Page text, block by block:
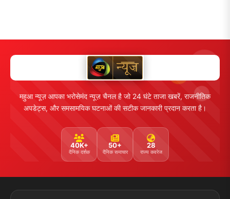
महुआ न्यूज़ आपका भरोसेमंद न्यूज़ चैनल है जो 24 घंटे ताजा खबरें, राजनीतिक
अपडेट्स, और समसामयिक घटनाओं की सटीक जानकारी प्रदान करता है।
40K+
दैनिक दर्शक
50+
दैनिक समाचार
28
राज्य कवरेज